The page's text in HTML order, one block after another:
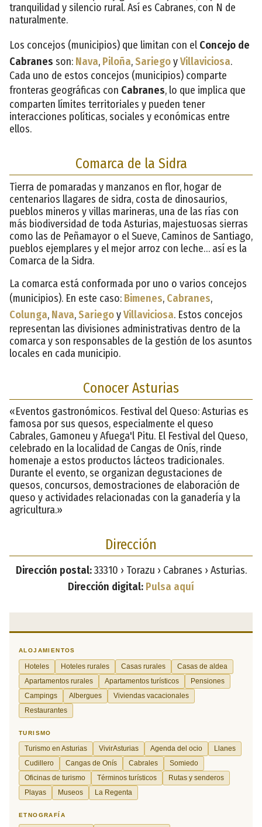
tranquilidad y silencio rural. Así es Cabranes, con N de
naturalmente.
Los concejos (municipios) que limitan con el Concejo de
Cabranes son: Nava, Piloña,SariegoyVillaviciosa.
Cada uno de estos concejos (municipios) comparte
fronteras geográficas con Cabranes, lo que implica que
comparten límites territoriales y pueden tener
interacciones políticas, sociales y económicas entre
ellos.
Comarca de la Sidra
Tierra de pomaradas y manzanos en flor, hogar de
centenarios llagares de sidra, costa de dinosaurios,
pueblos mineros y villas marineras, una de las rías con
más biodiversidad de toda Asturias, majestuosas sierras
como las de Peñamayor o el Sueve, Caminos de Santiago,
pueblos ejemplares y el mejor arroz con leche… así es la
Comarca de la Sidra.
La comarca está conformada por uno o varios concejos
(municipios). En este caso: Bimenes, Cabranes,
Colunga, Nava,SariegoyVillaviciosa. Estos concejos
representan las divisiones administrativas dentro de la
comarca y son responsables de la gestión de los asuntos
locales en cada municipio.
Conocer Asturias
«Eventos gastronómicos. Festival del Queso: Asturias es
famosa por sus quesos, especialmente el queso
Cabrales, Gamoneu y Afuega'l Pitu. El Festival del Queso,
celebrado en la localidad de Cangas de Onís, rinde
homenaje a estos productos lácteos tradicionales.
Durante el evento, se organizan degustaciones de
quesos, concursos, demostraciones de elaboración de
queso y actividades relacionadas con la ganadería y la
agricultura.»
Dirección
Dirección postal:33310 › Torazu › Cabranes › Asturias.
Dirección digital: Pulsa aquí